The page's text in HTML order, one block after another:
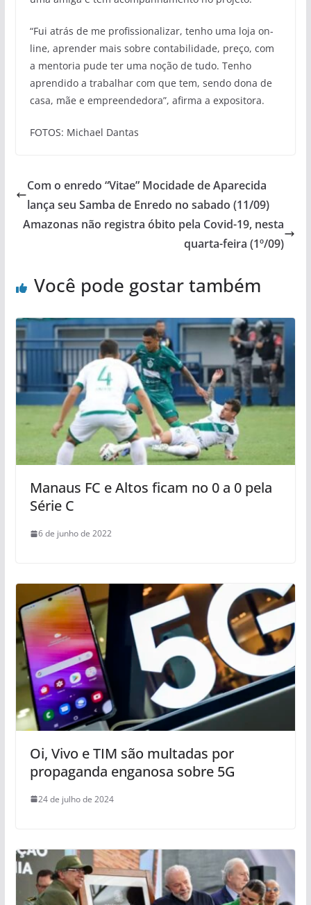
“Fui atrás de me profissionalizar, tenho uma loja on-
line, aprender mais sobre contabilidade, preço, com
a mentoria pude ter uma noção de tudo. Tenho
aprendido a trabalhar com que tem, sendo dona de
casa, mãe e empreendedora”, afirma a expositora.
FOTOS: Michael Dantas
Com o enredo “Vitae” Mocidade de Aparecida
lança seu Samba de Enredo no sabado (11/09)
Amazonas não registra óbito pela Covid-19, nesta
quarta-feira (1º/09)
Você pode gostar também
Manaus FC e Altos ficam no 0 a 0 pela
Série C
6 de junho de 2022
Oi, Vivo e TIM são multadas por
propaganda enganosa sobre 5G
24 de julho de 2024